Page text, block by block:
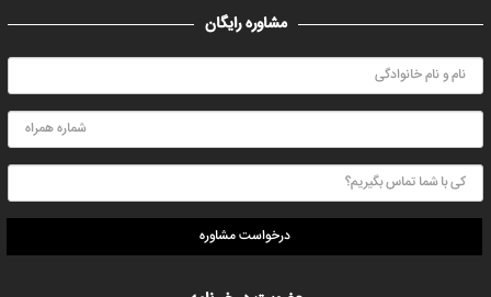
مشاوره رایگان
درخواست مشاوره